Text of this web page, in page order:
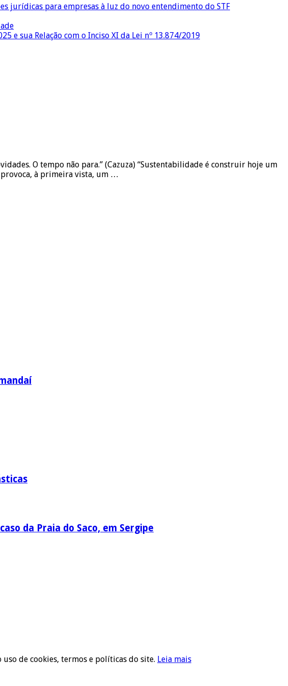
jurídicas para empresas à luz do novo entendimento do STF
e sua Relação com o Inciso XI da Lei nº 13.874/2019
O tempo não para.” (Cazuza) “Sustentabilidade é construir hoje um
provoca, à primeira vista, um …
da Praia do Saco, em Sergipe
de cookies, termos e políticas do site. Leia mais